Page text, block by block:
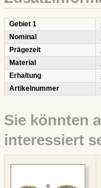
Gebiet 1
Nominal
Prägezeit
Material
Erhaltung
Artikelnummer
Sie könnten
interessiert